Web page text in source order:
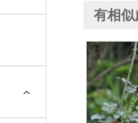
有相